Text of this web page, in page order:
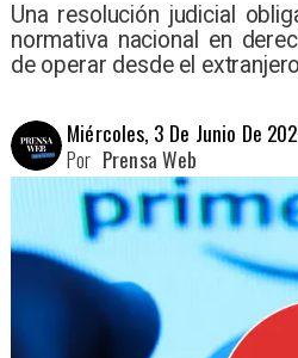
Una resolución judicial
normativa nacional en
de operar desde el
Miércoles, 3 De Junio De
Prensa Web
Por